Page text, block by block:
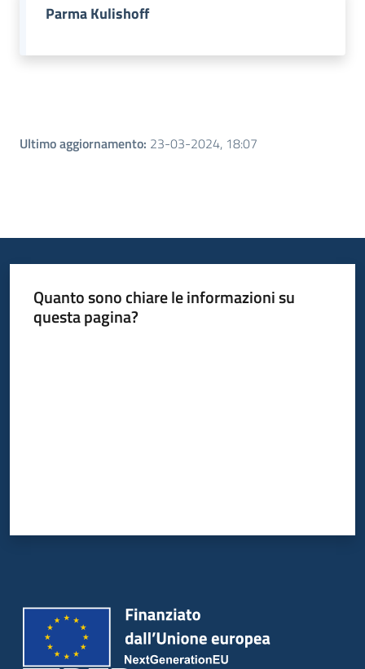
Progetti
Parma Kulishoff
Ultimo aggiornamento: 23-03-2024, 18:07
Quanto sono chiare le informazioni su
questa pagina?